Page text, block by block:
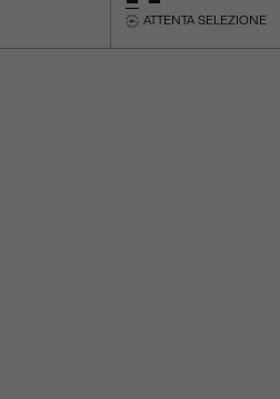
lo
sconto:
€259.00
prima
dello
sconto:
ATTENTA SELEZIONE